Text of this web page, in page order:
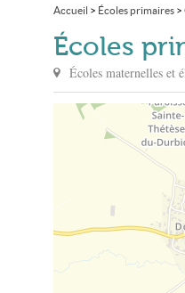
Accueil > Écoles primaires >
Écoles
Écoles maternelles et